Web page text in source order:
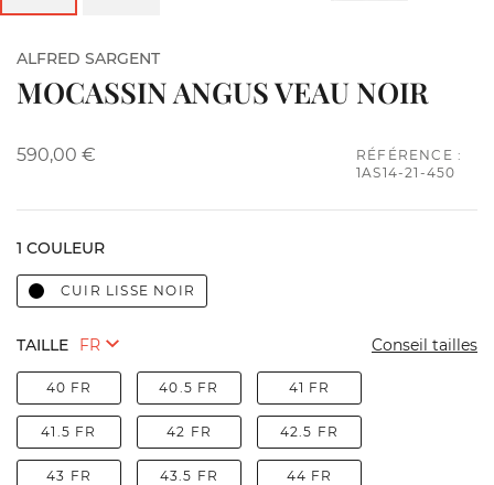
ALFRED SARGENT
MOCASSIN ANGUS VEAU NOIR
590,00 €
RÉFÉRENCE :
1AS14-21-450
1 COULEUR
CUIR LISSE NOIR
TAILLE Conseil tailles
40 FR 40.5 FR 41 FR
41.5 FR 42 FR 42.5 FR
43 FR 43.5 FR 44 FR